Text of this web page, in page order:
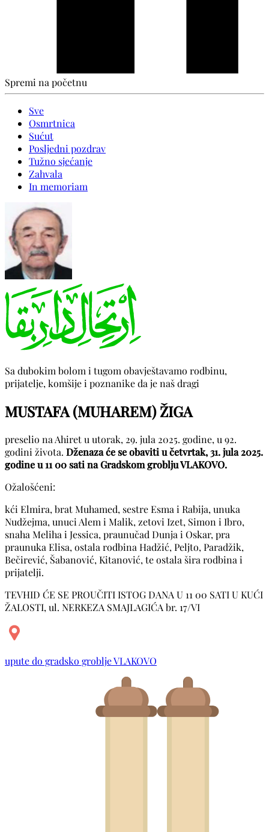
Spremi na početnu
Sve
Osmrtnica
Sućut
Posljedni pozdrav
Tužno sjećanje
Zahvala
In memoriam
Sa dubokim bolom i tugom obavještavamo rodbinu,
prijatelje, komšije i poznanike da je naš dragi
MUSTAFA (MUHAREM) ŽIGA
preselio na Ahiret u utorak, 29. jula 2025. godine, u 92.
godini života. Dženaza će se obaviti u četvrtak, 31. jula 2025.
godine u 11 00 sati na Gradskom groblju VLAKOVO.
Ožalošćeni:
kći Elmira, brat Muhamed, sestre Esma i Rabija, unuka
Nudžejma, unuci Alem i Malik, zetovi Izet, Simon i Ibro,
snaha Meliha i Jessica, praunučad Dunja i Oskar, pra
praunuka Elisa, ostala rodbina Hadžić, Peljto, Paradžik,
Bečirević, Šabanović, Kitanović, te ostala šira rodbina i
prijatelji.
TEVHID ĆE SE PROUČITI ISTOG DANA U 11 00 SATI U KUĆI
ŽALOSTI, ul. NERKEZA SMAJLAGIĆA br. 17/VI
upute do gradsko groblje VLAKOVO